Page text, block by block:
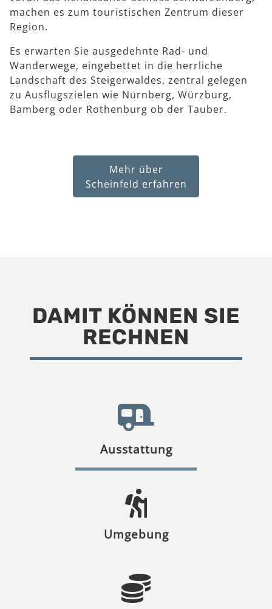
machen es zum touristischen Zentrum dieser
Region.
Es erwarten Sie ausgedehnte Rad- und
Wanderwege, eingebettet in die herrliche
Landschaft des Steigerwaldes, zentral gelegen
zu Ausflugszielen wie Nürnberg, Würzburg,
Bamberg oder Rothenburg ob der Tauber.
Mehr über
Scheinfeld erfahren
DAMIT KÖNNEN SIE
RECHNEN
Ausstattung
Umgebung